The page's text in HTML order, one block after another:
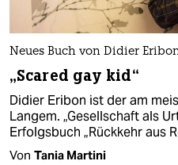
Neues Buch von Didier
„Scared gay kid“
Didier Eribon ist der am
Langem. „Gesellschaft als
Erfolgsbuch „Rückkehr aus
Von Tania Martini